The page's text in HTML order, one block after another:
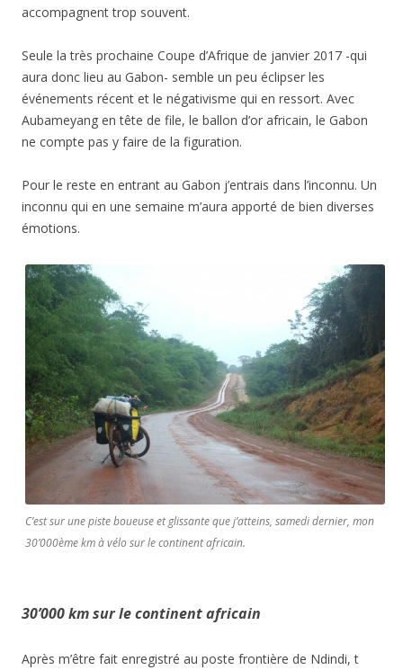
accompagnent trop souvent.
Seule la très prochaine Coupe d’Afrique de janvier 2017 -qui
aura donc lieu au Gabon- semble un peu éclipser les
événements récent et le négativisme qui en ressort. Avec
Aubameyang en tête de file, le ballon d’or africain, le Gabon
ne compte pas y faire de la figuration.
Pour le reste en entrant au Gabon j’entrais dans l’inconnu. Un
inconnu qui en une semaine m’aura apporté de bien diverses
émotions.
C’est sur une piste boueuse et glissante que j’atteins, samedi dernier, mon
30’000ème km à vélo sur le continent africain.
30’000 km sur le continent africain
Après m’être fait enregistré au poste frontière de Ndindi, t